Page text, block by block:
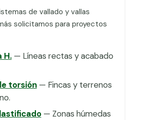
de vallado y vallas
solicitamos para proyectos
H.— Líneas rectas y acabado
torsión— Fincas y terrenos
— Zonas húmedas